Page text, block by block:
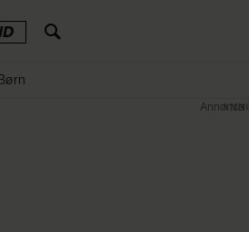
Annonce